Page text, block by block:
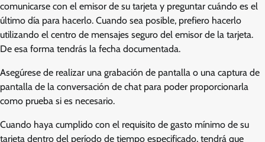
comunicarse con el emisor de su tarjeta y preguntar cuándo es el
último día para hacerlo. Cuando sea posible, prefiero hacerlo
utilizando el centro de mensajes seguro del emisor de la tarjeta.
De esa forma tendrás la fecha documentada.
Asegúrese de realizar una grabación de pantalla o una captura de
pantalla de la conversación de chat para poder proporcionarla
como prueba si es necesario.
Cuando haya cumplido con el requisito de gasto mínimo de su
tarjeta dentro del período de tiempo especificado, tendrá que